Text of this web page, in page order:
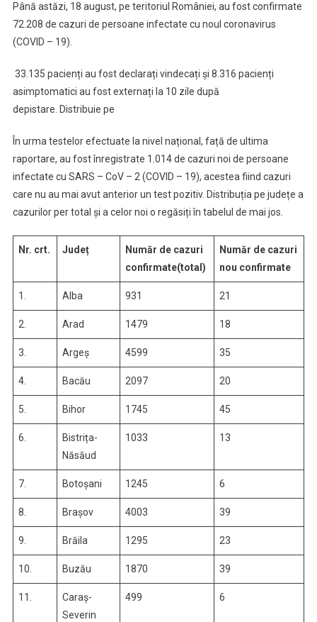
Până astăzi, 18 august, pe teritoriul României, au fost confirmate
72.208 de cazuri de persoane infectate cu noul coronavirus
(COVID – 19).
33.135 pacienți au fost declarați vindecați și 8.316 pacienți
asimptomatici au fost externați la 10 zile după
depistare. Distribuie pe
În urma testelor efectuate la nivel național, față de ultima
raportare, au fost înregistrate 1.014 de cazuri noi de persoane
infectate cu SARS – CoV – 2 (COVID – 19), acestea fiind cazuri
care nu au mai avut anterior un test pozitiv. Distribuția pe județe a
cazurilor per total și a celor noi o regăsiți în tabelul de mai jos.
Nr. crt. Județ
Număr de cazuri
confirmate(total)
Număr de cazuri
nou confirmate
1. Alba 931 21
2. Arad 1479 18
3. Argeș 4599 35
4. Bacău 2097 20
5. Bihor 1745 45
6.
Bistrița-
Năsăud
1033 13
7. Botoșani 1245 6
8. Brașov 4003 39
9. Brăila 1295 23
10. Buzău 1870 39
11.
Caraș-
Severin
499 6